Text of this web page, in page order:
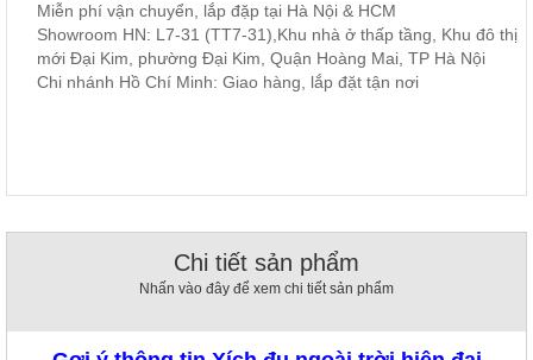
Phụ
Thất
Miễn phí vận chuyển, lắp đặp tại Hà Nội & HCM
Showroom HN: L7-31 (TT7-31),Khu nhà ở thấp tầng, Khu đô thị
mới Đại Kim, phường Đại Kim, Quận Hoàng Mai, TP Hà Nội
Chi nhánh Hồ Chí Minh: Giao hàng, lắp đặt tận nơi
Chi tiết sản phẩm
Nhấn vào đây để xem chi tiết sản phẩm